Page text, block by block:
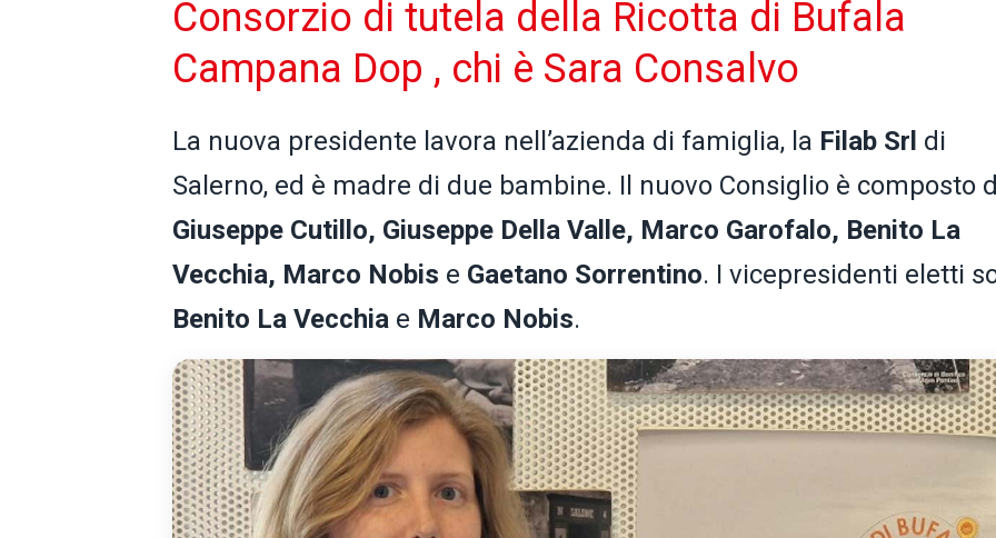
Consorzio di tutela della Ricotta di Bufala
Campana Dop , chi è Sara Consalvo
La nuova presidente lavora nell’azienda di famiglia, la Filab Srl di
Salerno, ed è madre di due bambine. Il nuovo Consiglio è composto
Giuseppe Cutillo, Giuseppe Della Valle, Marco Garofalo, Benito La
Vecchia, Marco Nobis e Gaetano Sorrentino. I vicepresidenti eletti
Benito La Vecchia e Marco Nobis.